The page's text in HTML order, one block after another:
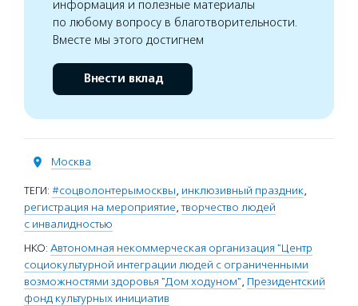
информация и полезные материалы
по любому вопросу в благотворительности.
Вместе мы этого достигнем
Внести вклад
Москва
ТЕГИ: #соцволонтерымосквы, инклюзивный праздник,
регистрация на мероприятие,творчество людей
с инвалидностью
НКО: Автономная некоммерческая организация "Центр
социокультурной интеграции людей с ограниченными
возможностями здоровья "Дом ходуном", Президентский
фонд культурных инициатив